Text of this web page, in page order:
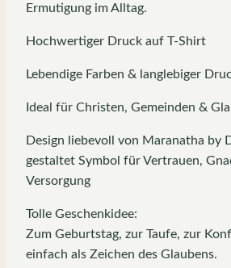
Ermutigung im Alltag.
Hochwertiger Druck auf T-Shirt
Lebendige Farben & langlebiger
Ideal für Christen, Gemeinden &
Design liebevoll von Maranatha by
gestaltet Symbol für Vertrauen,
Versorgung
Tolle Geschenkidee:
Zum Geburtstag, zur Taufe, zur
einfach als Zeichen des Glaubens.